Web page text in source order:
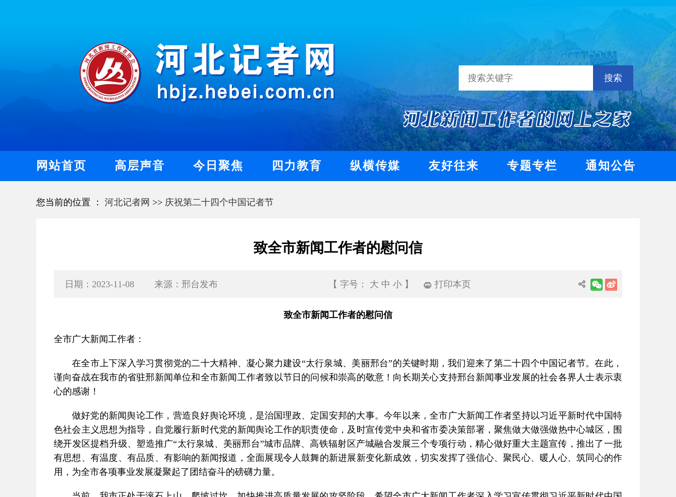
搜索
网站首页 高层声音 今日聚焦 四力教育 纵横传媒 友好往来 专题专栏 通知公告
您当前的位置 ： 河北记者网 >> 庆祝第二十四个中国记者节
致全市新闻工作者的慰问信
日期：2023-11-08 来源：邢台发布 【 字号： 大 中 小 】 打印本页
致全市新闻工作者的慰问信
全市广大新闻工作者：
在全市上下深入学习贯彻党的二十大精神、凝心聚力建设“太行泉城、美丽邢台”的关键时期，我们迎来了第二十四个中国记者节。在此，
谨向奋战在我市的省驻邢新闻单位和全市新闻工作者致以节日的问候和崇高的敬意！向长期关心支持邢台新闻事业发展的社会各界人士表示衷
心的感谢！
做好党的新闻舆论工作，营造良好舆论环境，是治国理政、定国安邦的大事。今年以来，全市广大新闻工作者坚持以习近平新时代中国特
色社会主义思想为指导，自觉履行新时代党的新闻舆论工作的职责使命，及时宣传党中央和省市委决策部署，聚焦做大做强做热中心城区，围
绕开发区提档升级、塑造推广“太行泉城、美丽邢台”城市品牌、高铁辐射区产城融合发展三个专项行动，精心做好重大主题宣传，推出了一批
有思想、有温度、有品质、有影响的新闻报道，全面展现令人鼓舞的新进展新变化新成效，切实发挥了强信心、聚民心、暖人心、筑同心的作
用，为全市各项事业发展凝聚起了团结奋斗的磅礴力量。